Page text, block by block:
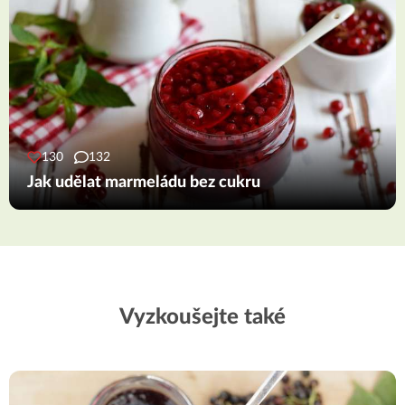
130 132
Jak udělat marmeládu bez cukru
Vyzkoušejte také